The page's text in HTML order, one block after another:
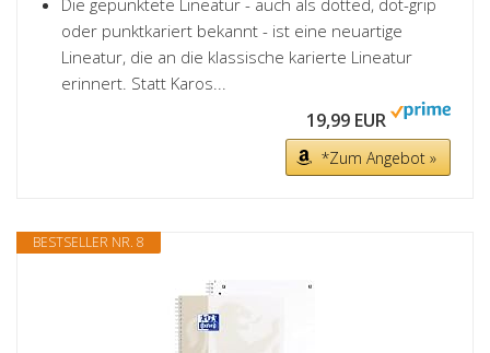
Die gepunktete Lineatur - auch als dotted, dot-grip
oder punktkariert bekannt - ist eine neuartige
Lineatur, die an die klassische karierte Lineatur
erinnert. Statt Karos...
19,99 EUR
*Zum Angebot »
BESTSELLER NR. 8